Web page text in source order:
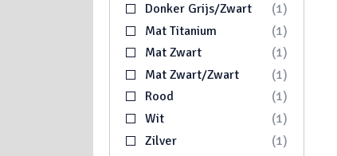
Donker Grijs/Zwart
1
Mat Titanium
1
Mat Zwart
1
Mat Zwart/Zwart
1
Rood
1
Wit
1
Zilver
1